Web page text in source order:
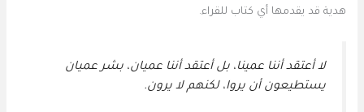
هدية قد يقدمها أي كتاب للقراء.
لا أعتقد أننا عمينا، بل أعتقد أننا عميان، بشر عميان
يستطيعون أن يروا، لكنهم لا يرون.